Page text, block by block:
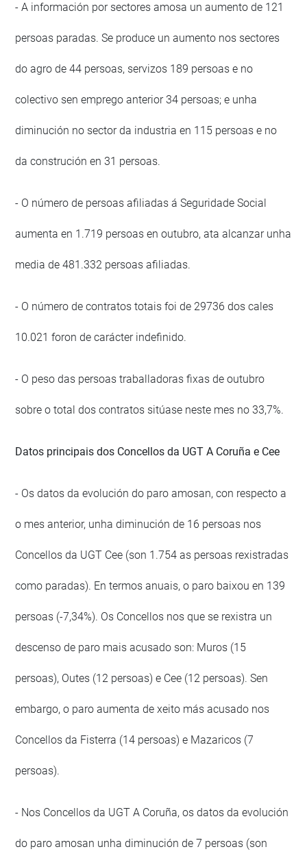
- A información por sectores amosa un aumento de 121
persoas paradas. Se produce un aumento nos sectores
do agro de 44 persoas, servizos 189 persoas e no
colectivo sen emprego anterior 34 persoas; e unha
diminución no sector da industria en 115 persoas e no
da construción en 31 persoas.
- O número de persoas afiliadas á Seguridade Social
aumenta en 1.719 persoas en outubro, ata alcanzar unha
media de 481.332 persoas afiliadas.
- O número de contratos totais foi de 29736 dos cales
10.021 foron de carácter indefinido.
- O peso das persoas traballadoras fixas de outubro
sobre o total dos contratos sitúase neste mes no 33,7%.
Datos principais dos Concellos da UGT A Coruña e Cee
- Os datos da evolución do paro amosan, con respecto a
o mes anterior, unha diminución de 16 persoas nos
Concellos da UGT Cee (son 1.754 as persoas rexistradas
como paradas). En termos anuais, o paro baixou en 139
persoas (-7,34%). Os Concellos nos que se rexistra un
descenso de paro mais acusado son: Muros (15
persoas), Outes (12 persoas) e Cee (12 persoas). Sen
embargo, o paro aumenta de xeito más acusado nos
Concellos da Fisterra (14 persoas) e Mazaricos (7
persoas).
- Nos Concellos da UGT A Coruña, os datos da evolución
do paro amosan unha diminución de 7 persoas (son